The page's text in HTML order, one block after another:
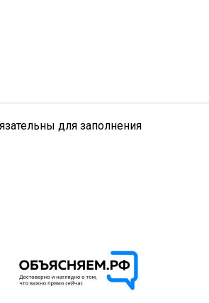
для заполнения